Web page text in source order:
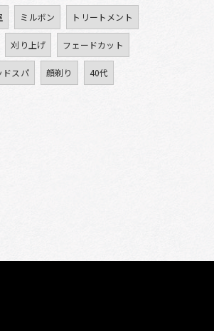
ミルボン トリートメント
刈り上げ フェードカット
ドスパ 顔剃り 40代